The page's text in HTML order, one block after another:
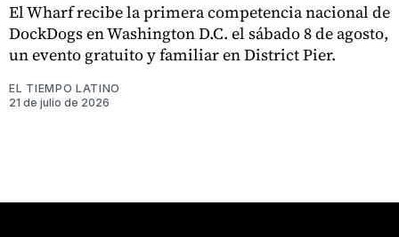
El Wharf recibe la primera competencia nacional de
DockDogs en Washington D.C. el sábado 8 de agosto,
un evento gratuito y familiar en District Pier.
EL TIEMPO LATINO
21 de julio de 2026